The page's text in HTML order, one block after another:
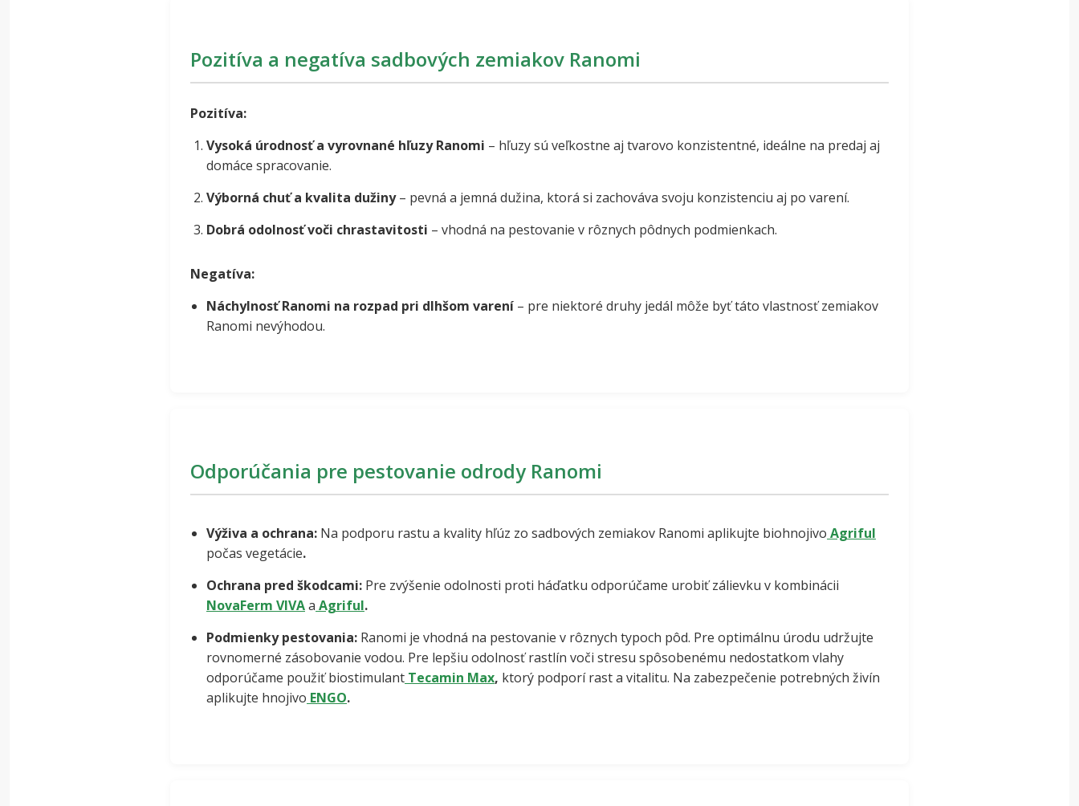
Pozitíva a negatíva sadbových zemiakov Ranomi
Pozitíva:
Vysoká úrodnosť a vyrovnané hľuzy Ranomi – hľuzy sú veľkostne aj tvarovo konzistentné, ideálne na predaj aj
domáce spracovanie.
Výborná chuť a kvalita dužiny– pevná a jemná dužina, ktorá si zachováva svoju konzistenciu aj po varení.
Dobrá odolnosť voči chrastavitosti – vhodná na pestovanie v rôznych pôdnych podmienkach.
Negatíva:
Náchylnosť Ranomi na rozpad pri dlhšom varení – pre niektoré druhy jedál môže byť táto vlastnosť zemiakov
Ranomi nevýhodou.
Odporúčania pre pestovanie odrody Ranomi
Výživa a ochrana: Na podporu rastu a kvality hľúz zo sadbových zemiakov Ranomi aplikujte biohnojivo Agriful
počas vegetácie.
Ochrana pred škodcami: Pre zvýšenie odolnosti proti háďatku odporúčame urobiť zálievku v kombinácii
NovaFerm VIVAa Agriful.
Podmienky pestovania: Ranomi je vhodná na pestovanie v rôznych typoch pôd. Pre optimálnu úrodu udržujte
rovnomerné zásobovanie vodou. Pre lepšiu odolnosť rastlín voči stresu spôsobenému nedostatkom vlahy
odporúčame použiť biostimulant Tecamin Max, ktorý podporí rast a vitalitu. Na zabezpečenie potrebných živín
aplikujte hnojivo ENGO.